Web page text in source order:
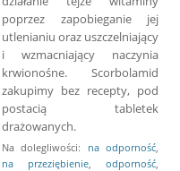
poprzez zapobieganie jej
utlenianiu oraz uszczelniający
i wzmacniający naczynia
krwionośne. Scorbolamid
zakupimy bez recepty, pod
postacią tabletek
drażowanych.
Na dolegliwości: na odporność
na przeziębienie
odporność